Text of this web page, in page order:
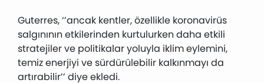
Guterres, ‘’ancak kentler, özellikle koronavirüs
salgınının etkilerinden kurtulurken daha etkili
stratejiler ve politikalar yoluyla iklim eylemini,
temiz enerjiyi ve sürdürülebilir kalkınmayı da
artırabilir’’ diye ekledi.